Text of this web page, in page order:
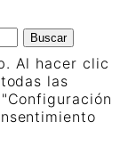
Buscar
Al hacer clic
las